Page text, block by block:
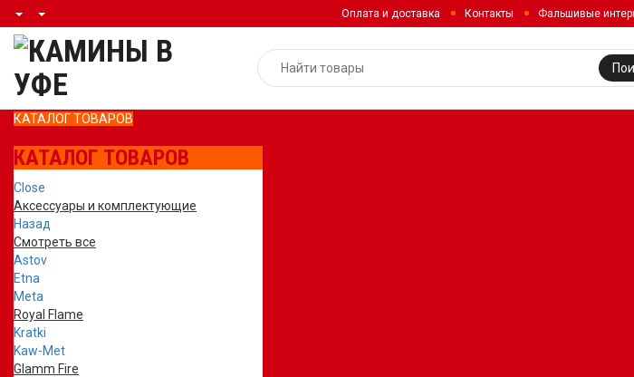
Оплата и доставка Контакты Фальшивые
КАТАЛОГ ТОВАРОВ
КАТАЛОГ ТОВАРОВ
Close
Аксессуары и комплектующие
Назад
Смотреть все
Astov
Etna
Meta
Royal Flame
Kratki
Kaw-Met
Glamm Fire